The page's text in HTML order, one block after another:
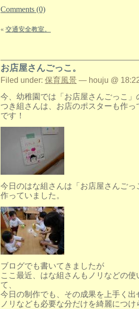
Comments (0)
« 交通安全教室。
お店屋さんごっこ。
Filed under: 保育風景 — houju @
今、幼稚園では「お店屋さんごっこ
つき組さんは、お店のポスターも作
です！
今日のはな組さんは「お店屋さんごっ
作っていました。
ブログでも書いてきましたが
ここ最近、はな組さんもノリなどの
て、
今日の制作でも、その成果を上手く出
ノリなども必要な分だけを綺麗につ